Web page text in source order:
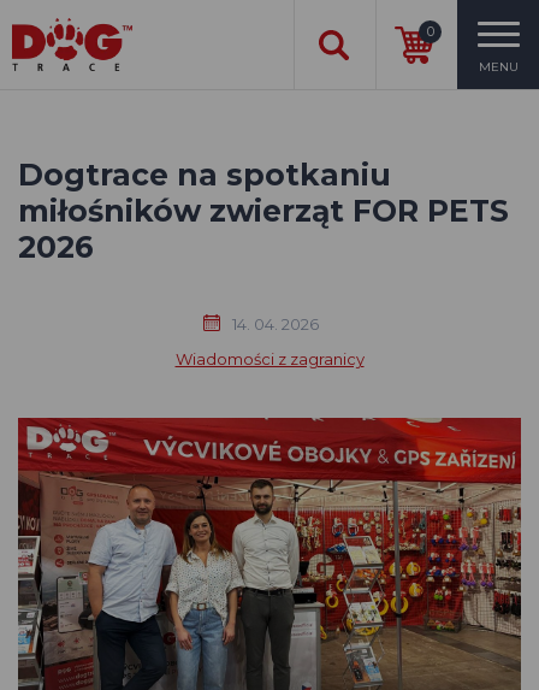
0
MENU
Dogtrace na spotkaniu
miłośników zwierząt FOR PETS
2026
14. 04. 2026
Wiadomości z zagranicy